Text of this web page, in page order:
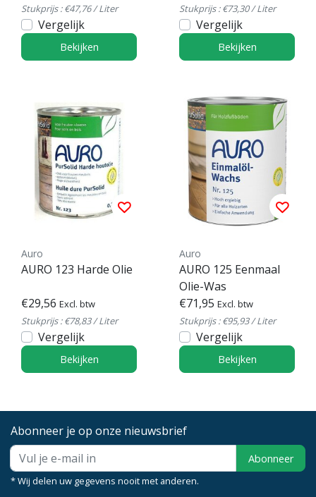
Stukprijs : €47,76 / Liter
Vergelijk
Bekijken
Stukprijs : €73,30 / Liter
Vergelijk
Bekijken
Auro
AURO 123 Harde Olie
€29,56 Excl. btw
Stukprijs : €78,83 / Liter
Vergelijk
Bekijken
Auro
AURO 125 Eenmaal
Olie-Was
€71,95 Excl. btw
Stukprijs : €95,93 / Liter
Vergelijk
Bekijken
Abonneer je op onze nieuwsbrief
Abonneer
* Wij delen uw gegevens nooit met anderen.